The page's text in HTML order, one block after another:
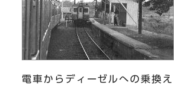
電車からディーゼルへの乗換